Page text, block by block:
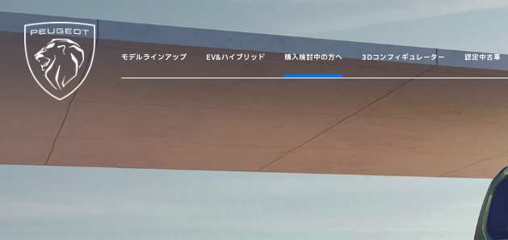
モデルラインアップ EV&ハイブリッド 購入検討中の方へ 3Dコンフィギュレーター 認定中古車